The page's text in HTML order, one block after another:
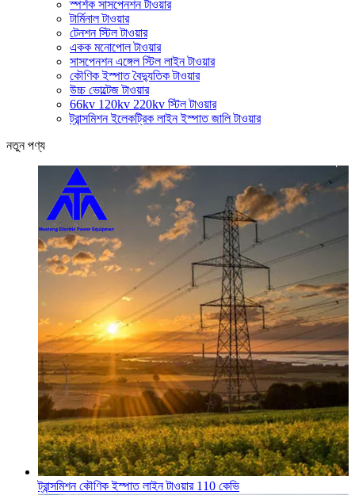
স্পর্শক সাসপেনশন টাওয়ার
টার্মিনাল টাওয়ার
টেনশন স্টিল টাওয়ার
একক মনোপোল টাওয়ার
সাসপেনশন এঙ্গেল স্টিল লাইন টাওয়ার
কৌণিক ইস্পাত বৈদ্যুতিক টাওয়ার
উচ্চ ভোল্টেজ টাওয়ার
66kv 120kv 220kv স্টিল টাওয়ার
ট্রান্সমিশন ইলেকট্রিক লাইন ইস্পাত জালি টাওয়ার
নতুন পণ্য
ট্রান্সমিশন কৌণিক ইস্পাত লাইন টাওয়ার 110 কেভি